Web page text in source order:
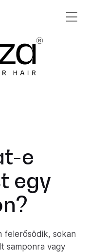
e
egy
felerősödik, sokan
samponra vagy